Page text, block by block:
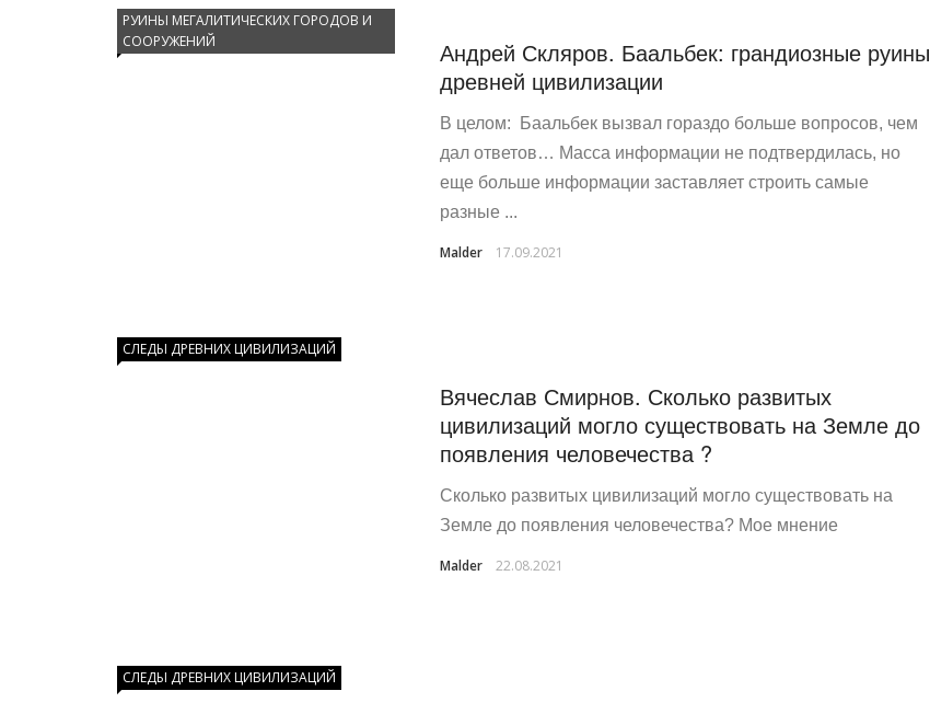
РУИНЫ МЕГАЛИТИЧЕСКИХ ГОРОДОВ И
СООРУЖЕНИЙ
Андрей Скляров. Баальбек: грандиозные руины
древней цивилизации
В целом: Баальбек вызвал гораздо больше вопросов, чем
дал ответов… Масса информации не подтвердилась, но
еще больше информации заставляет строить самые
разные ...
Malder 17.09.2021
СЛЕДЫ ДРЕВНИХ ЦИВИЛИЗАЦИЙ
Вячеслав Смирнов. Сколько развитых
цивилизаций могло существовать на Земле до
появления человечества ?
Сколько развитых цивилизаций могло существовать на
Земле до появления человечества? Мое мнение
Malder 22.08.2021
СЛЕДЫ ДРЕВНИХ ЦИВИЛИЗАЦИЙ